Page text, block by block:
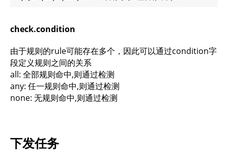
check.condition
由于规则的rule可能存在多个，因此可以通过condition字
段定义规则之间的关系
all: 全部规则命中,则通过检测
any: 任一规则命中,则通过检测
none: 无规则命中,则通过检测
下发任务